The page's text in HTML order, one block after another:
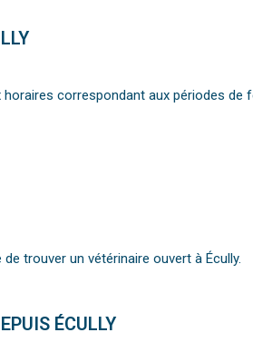
correspondant aux périodes
trouver un vétérinaire ouvert à Écully.
ÉCULLY